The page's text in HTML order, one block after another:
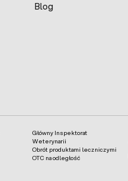
Blog
Główny Inspektorat
Weterynarii
Obrót produktami leczniczymi
OTC na odległość